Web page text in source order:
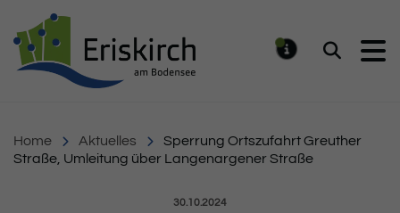
Suchen
Home Aktuelles
Sperrung Ortszufahrt Greuther
Straße, Umleitung über Langenargener Straße
Veröffentlicht am:
30.10.2024